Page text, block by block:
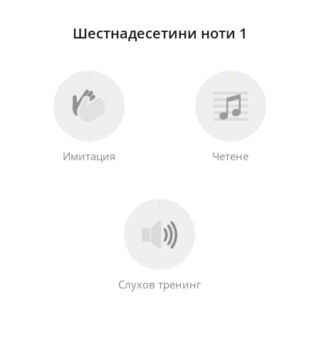
Шестнадесетини ноти 1
Имитация Четене
Слухов тренинг